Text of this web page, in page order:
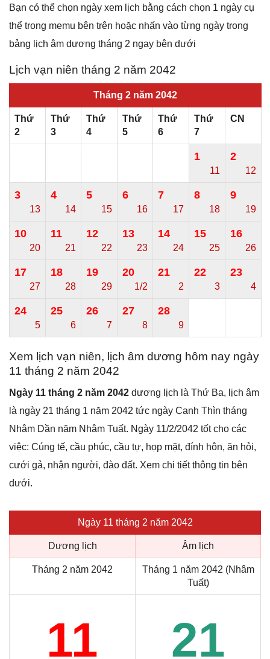
Bạn có thể chọn ngày xem lịch bằng cách chọn 1 ngày cụ
thể trong memu bên trên hoặc nhấn vào từng ngày trong
bảng lịch âm dương tháng 2 ngay bên dưới
Lịch vạn niên tháng 2 năm 2042
Tháng 2 năm 2042
Thứ
2
Thứ
3
Thứ
4
Thứ
5
Thứ
6
Thứ
7
CN
1
11
2
12
3
13
4
14
5
15
6
16
7
17
8
18
9
19
10
20
11
21
12
22
13
23
14
24
15
25
16
26
17
27
18
28
19
29
20
1/2
21
2
22
3
23
4
24
5
25
6
26
7
27
8
28
9
Xem lịch vạn niên, lịch âm dương hôm nay ngày
11 tháng 2 năm 2042
Ngày 11 tháng 2 năm 2042 dương lịch là Thứ Ba, lịch âm
là ngày 21 tháng 1 năm 2042 tức ngày Canh Thìn tháng
Nhâm Dần năm Nhâm Tuất. Ngày 11/2/2042 tốt cho các
việc: Cúng tế, cầu phúc, cầu tự, họp mặt, đính hôn, ăn hỏi,
cưới gả, nhận người, đào đất. Xem chi tiết thông tin bên
dưới.
Ngày 11 tháng 2 năm 2042
Dương lịch Âm lịch
Tháng 2 năm 2042
Tháng 1 năm 2042 (Nhâm
Tuất)
11 21